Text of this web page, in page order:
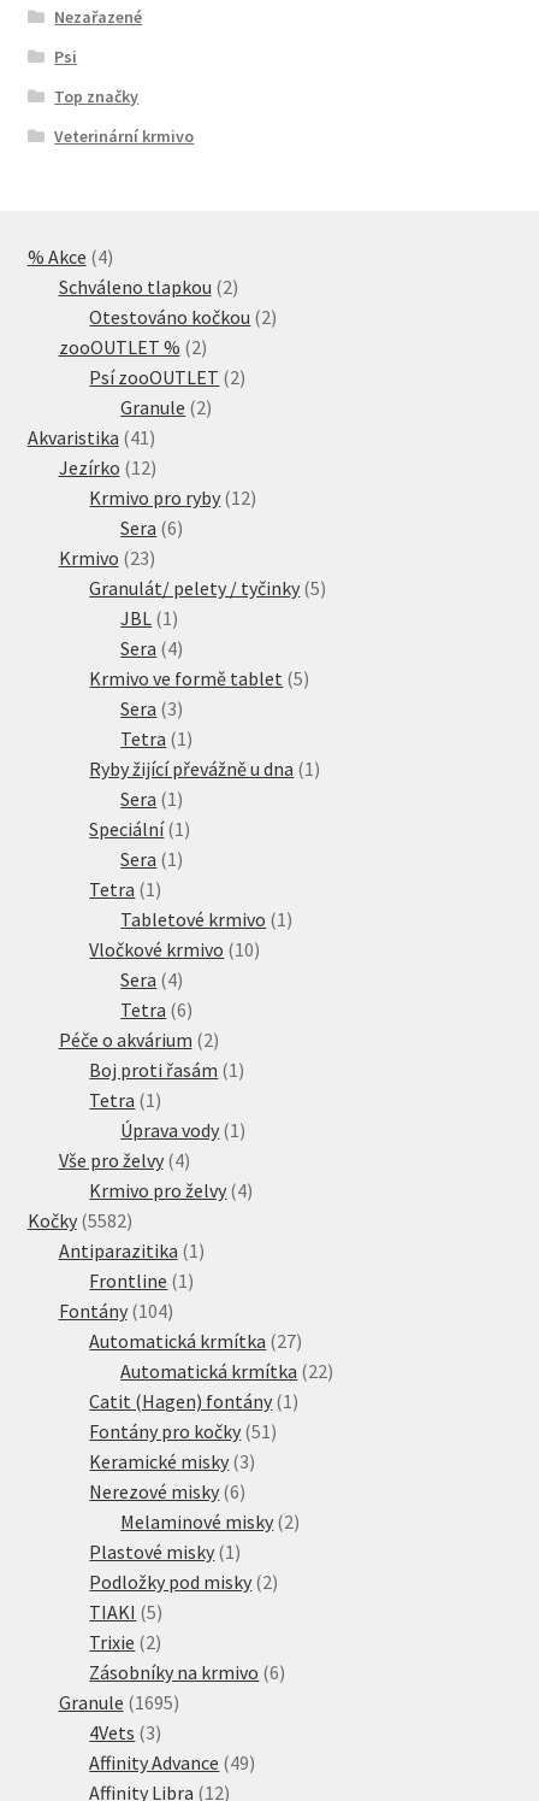
Nezařazené
Psi
Top značky
Veterinární krmivo
% Akce 44
produkty
Schváleno tlapkou 22
produkty
Otestováno kočkou 22
zooOUTLET % 22
produkty
Psí zooOUTLET 22
Granule 22
Akvaristika 41 41
produktů
Jezírko 1212
produktů
Krmivo pro ryby 1212
Sera 66
Krmivo 2323
produktů
Granulát/ pelety / tyčinky 55
JBL 1 1
produkt
Sera 44
produkty
Krmivo ve formě tablet 55
Sera 33
produkty
Tetra 1 1
produkt
Ryby žijící převážně u dna 1 1
Sera 1 1
produkt
Speciální 1 1
Sera 1 1
Tetra 1 1
produkt
Tabletové krmivo 1 1
Vločkové krmivo 1010
Sera 44
produkty
Tetra 66
produktů
Péče o akvárium 22
produkty
Boj proti řasám 1 1
Tetra 1 1
produkt
Úprava vody 1 1
Vše pro želvy 44
produkty
Krmivo pro želvy 44
Kočky 55825582
produktů
Antiparazitika 1 1
Frontline 1 1
Fontány 104104
produktů
Automatická krmítka 2727
produktů
Automatická krmítka 2222
Catit (Hagen) fontány 1 1
Fontány pro kočky 51 51
Keramické misky 33
Nerezové misky 66
produktů
Melaminové misky 22
Plastové misky 1 1
produkt
Podložky pod misky 22
TIAKI 55
produktů
Trixie 22
produkty
Zásobníky na krmivo 66
Granule 16951695
4Vets 33
produkty
Affinity Advance 4949
Affinity Libra 1212